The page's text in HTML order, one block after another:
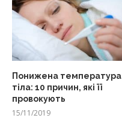
Понижена температура
тіла: 10 причин, які її
провокують
15/11/2019